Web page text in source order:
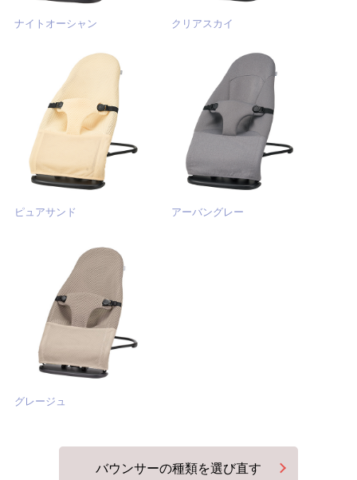
ナイトオーシャン クリアスカイ
ピュアサンド アーバングレー
グレージュ
バウンサーの種類を選び直す